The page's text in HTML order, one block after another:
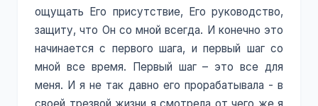
ощущать Его присутствие, Его руководство,
защиту, что Он со мной всегда. И конечно это
начинается с первого шага, и первый шаг со
мной все время. Первый шаг – это все для
меня. И я не так давно его прорабатывала - в
своей трезвой жизни я смотрела от чего же я